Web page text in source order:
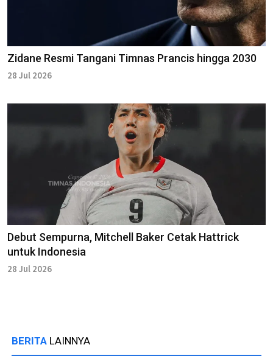
Zidane Resmi Tangani Timnas Prancis hingga 2030
28 Jul 2026
Debut Sempurna, Mitchell Baker Cetak Hattrick
untuk Indonesia
28 Jul 2026
BERITA LAINNYA